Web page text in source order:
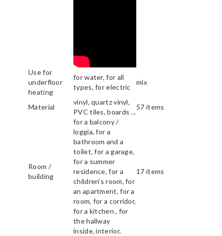
Use for
underfloor
heating
for water, for all
types, for electric
mix
Material
vinyl, quartz vinyl,
PVC tiles, boards ...
57 items
Room /
building
for a balcony /
loggia, for a
bathroom and a
toilet, for a garage,
for a summer
residence, for a
children's room, for
an apartment, for a
room, for a corridor,
for a kitchen , for
the hallway
17 items
inside, interior,